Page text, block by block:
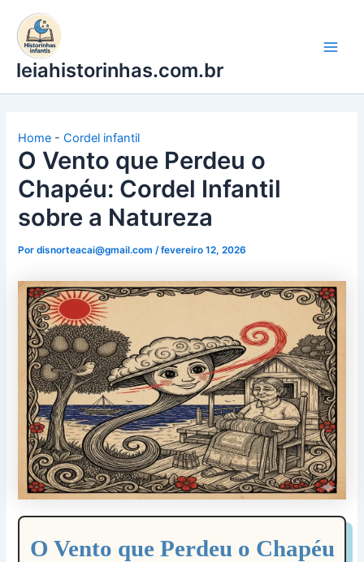
para
conteúdo
leiahistorinhas.com.br
Home -Cordel infantil
O Vento que Perdeu o
Chapéu: Cordel Infantil
sobre a Natureza
Pordisnorteacai@gmail.com/fevereiro 12, 2026
O Vento que Perdeu o Chapéu